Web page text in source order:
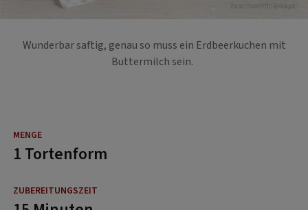
Foto: Eisenhut & Mayer
Wunderbar saftig, genau so muss ein Erdbeerkuchen mit
Buttermilch sein.
1 Tortenform